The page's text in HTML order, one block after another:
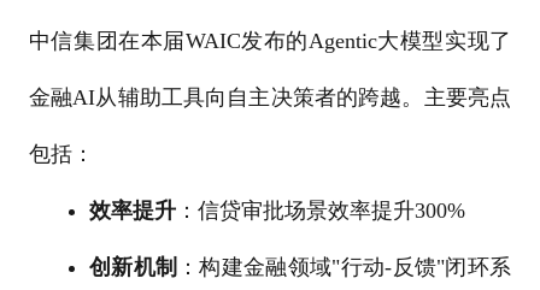
中信集团在本届WAIC发布的Agentic大模型实现了
金融AI从辅助工具向自主决策者的跨越。主要亮点
包括：
效率提升：信贷审批场景效率提升300%
创新机制 ：构建金融领域"行动-反馈"闭环系